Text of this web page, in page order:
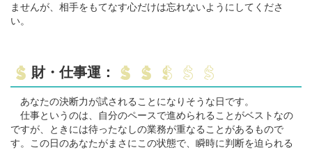
ませんが、相手をもてなす心だけは忘れないようにしてくださ
い。
財・仕事運：
あなたの決断力が試されることになりそうな日です。
仕事というのは、自分のペースで進められることがベストなの
ですが、ときには待ったなしの業務が重なることがあるもので
す。この日のあなたがまさにこの状態で、瞬時に判断を迫られる